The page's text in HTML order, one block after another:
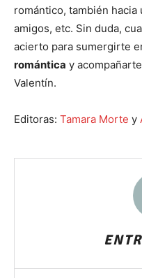
romántico, también hacia
amigos, etc. Sin duda,
acierto para sumergirte
romántica y
Valentín.
Editoras: Tamara Morte y